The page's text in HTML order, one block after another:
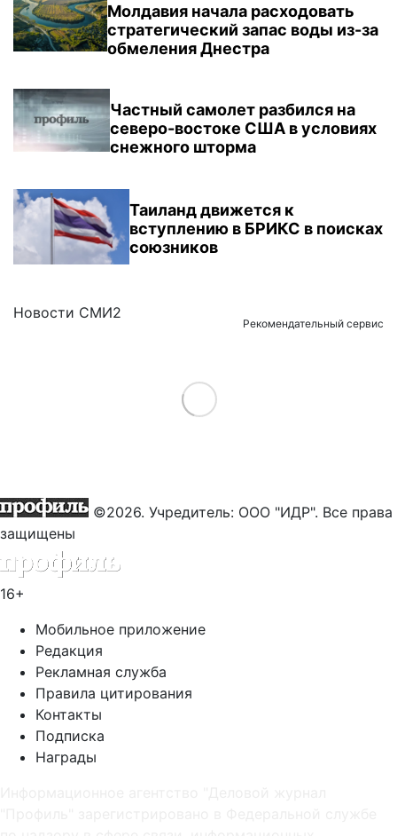
Молдавия начала расходовать
стратегический запас воды из-за
обмеления Днестра
Частный самолет разбился на
северо-востоке США в условиях
снежного шторма
Таиланд движется к
вступлению в БРИКС в поисках
союзников
Новости СМИ2
Рекомендательный сервис
Load More
©2026. Учредитель: ООО "ИДР". Все права
защищены
16+
Мобильное приложение
Редакция
Рекламная служба
Правила цитирования
Контакты
Подписка
Награды